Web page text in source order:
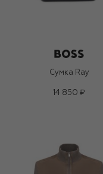
Сумка Ray
14 850 ₽